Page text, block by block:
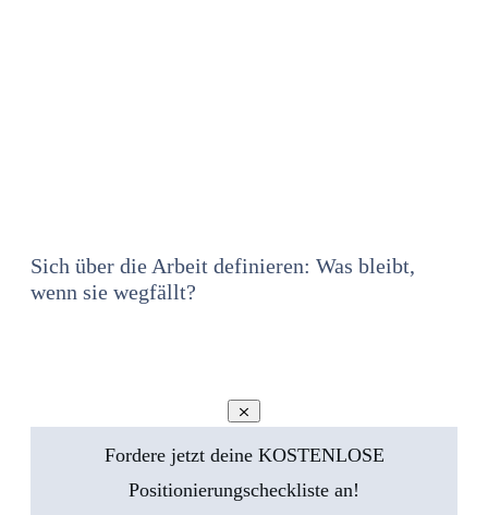
Sich über die Arbeit definieren: Was bleibt,
wenn sie wegfällt?
Fordere jetzt deine KOSTENLOSE
Positionierungscheckliste an!